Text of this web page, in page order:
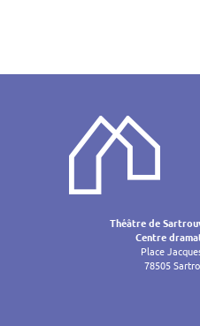
Théâtre de
Centre
Place
78505